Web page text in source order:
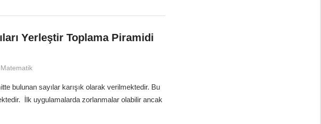
Yerleştir Toplama Piramidi
Matematik
bulunan sayılar karışık olarak verilmektedir. Bu
İlk uygulamalarda zorlanmalar olabilir ancak